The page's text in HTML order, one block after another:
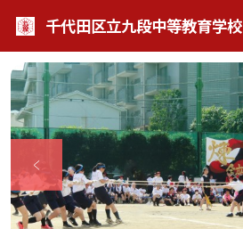
千代田区立九段中等教育学校